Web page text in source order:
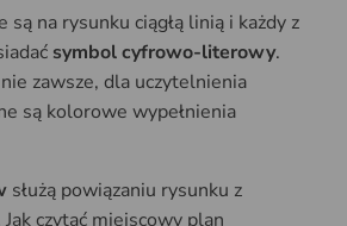
na rysunku ciągłą linią i każdy z
symbol cyfrowo-literowy.
zawsze, dla uczytelnienia
są kolorowe wypełnienia
służą powiązaniu rysunku z
czytać miejscowy plan